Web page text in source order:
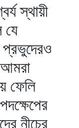
স্থায়ী
যে
প্রভুদেরও
আমরা
ফেলি
নীচের